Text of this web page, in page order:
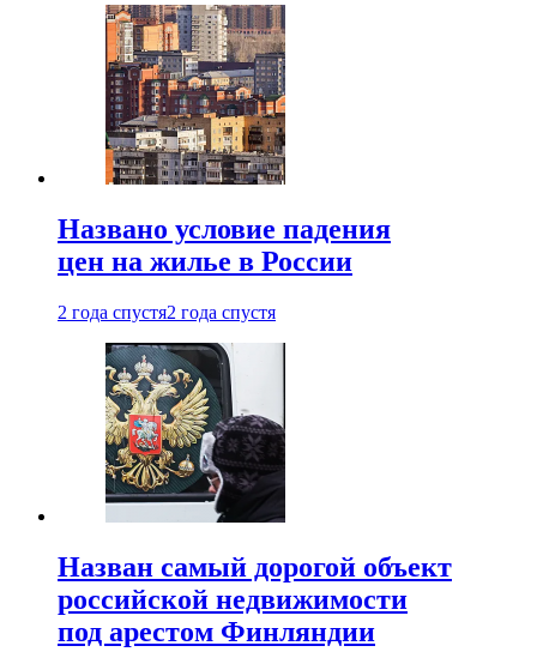
Названо условие падения
цен на жилье в России
2 года спустя2 года спустя
Назван самый дорогой объект
российской недвижимости
под арестом Финляндии